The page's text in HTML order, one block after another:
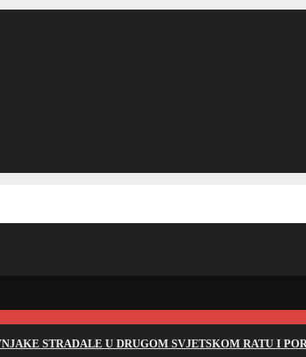
STRADALE U DRUGOM SVJETSKOM RATU I